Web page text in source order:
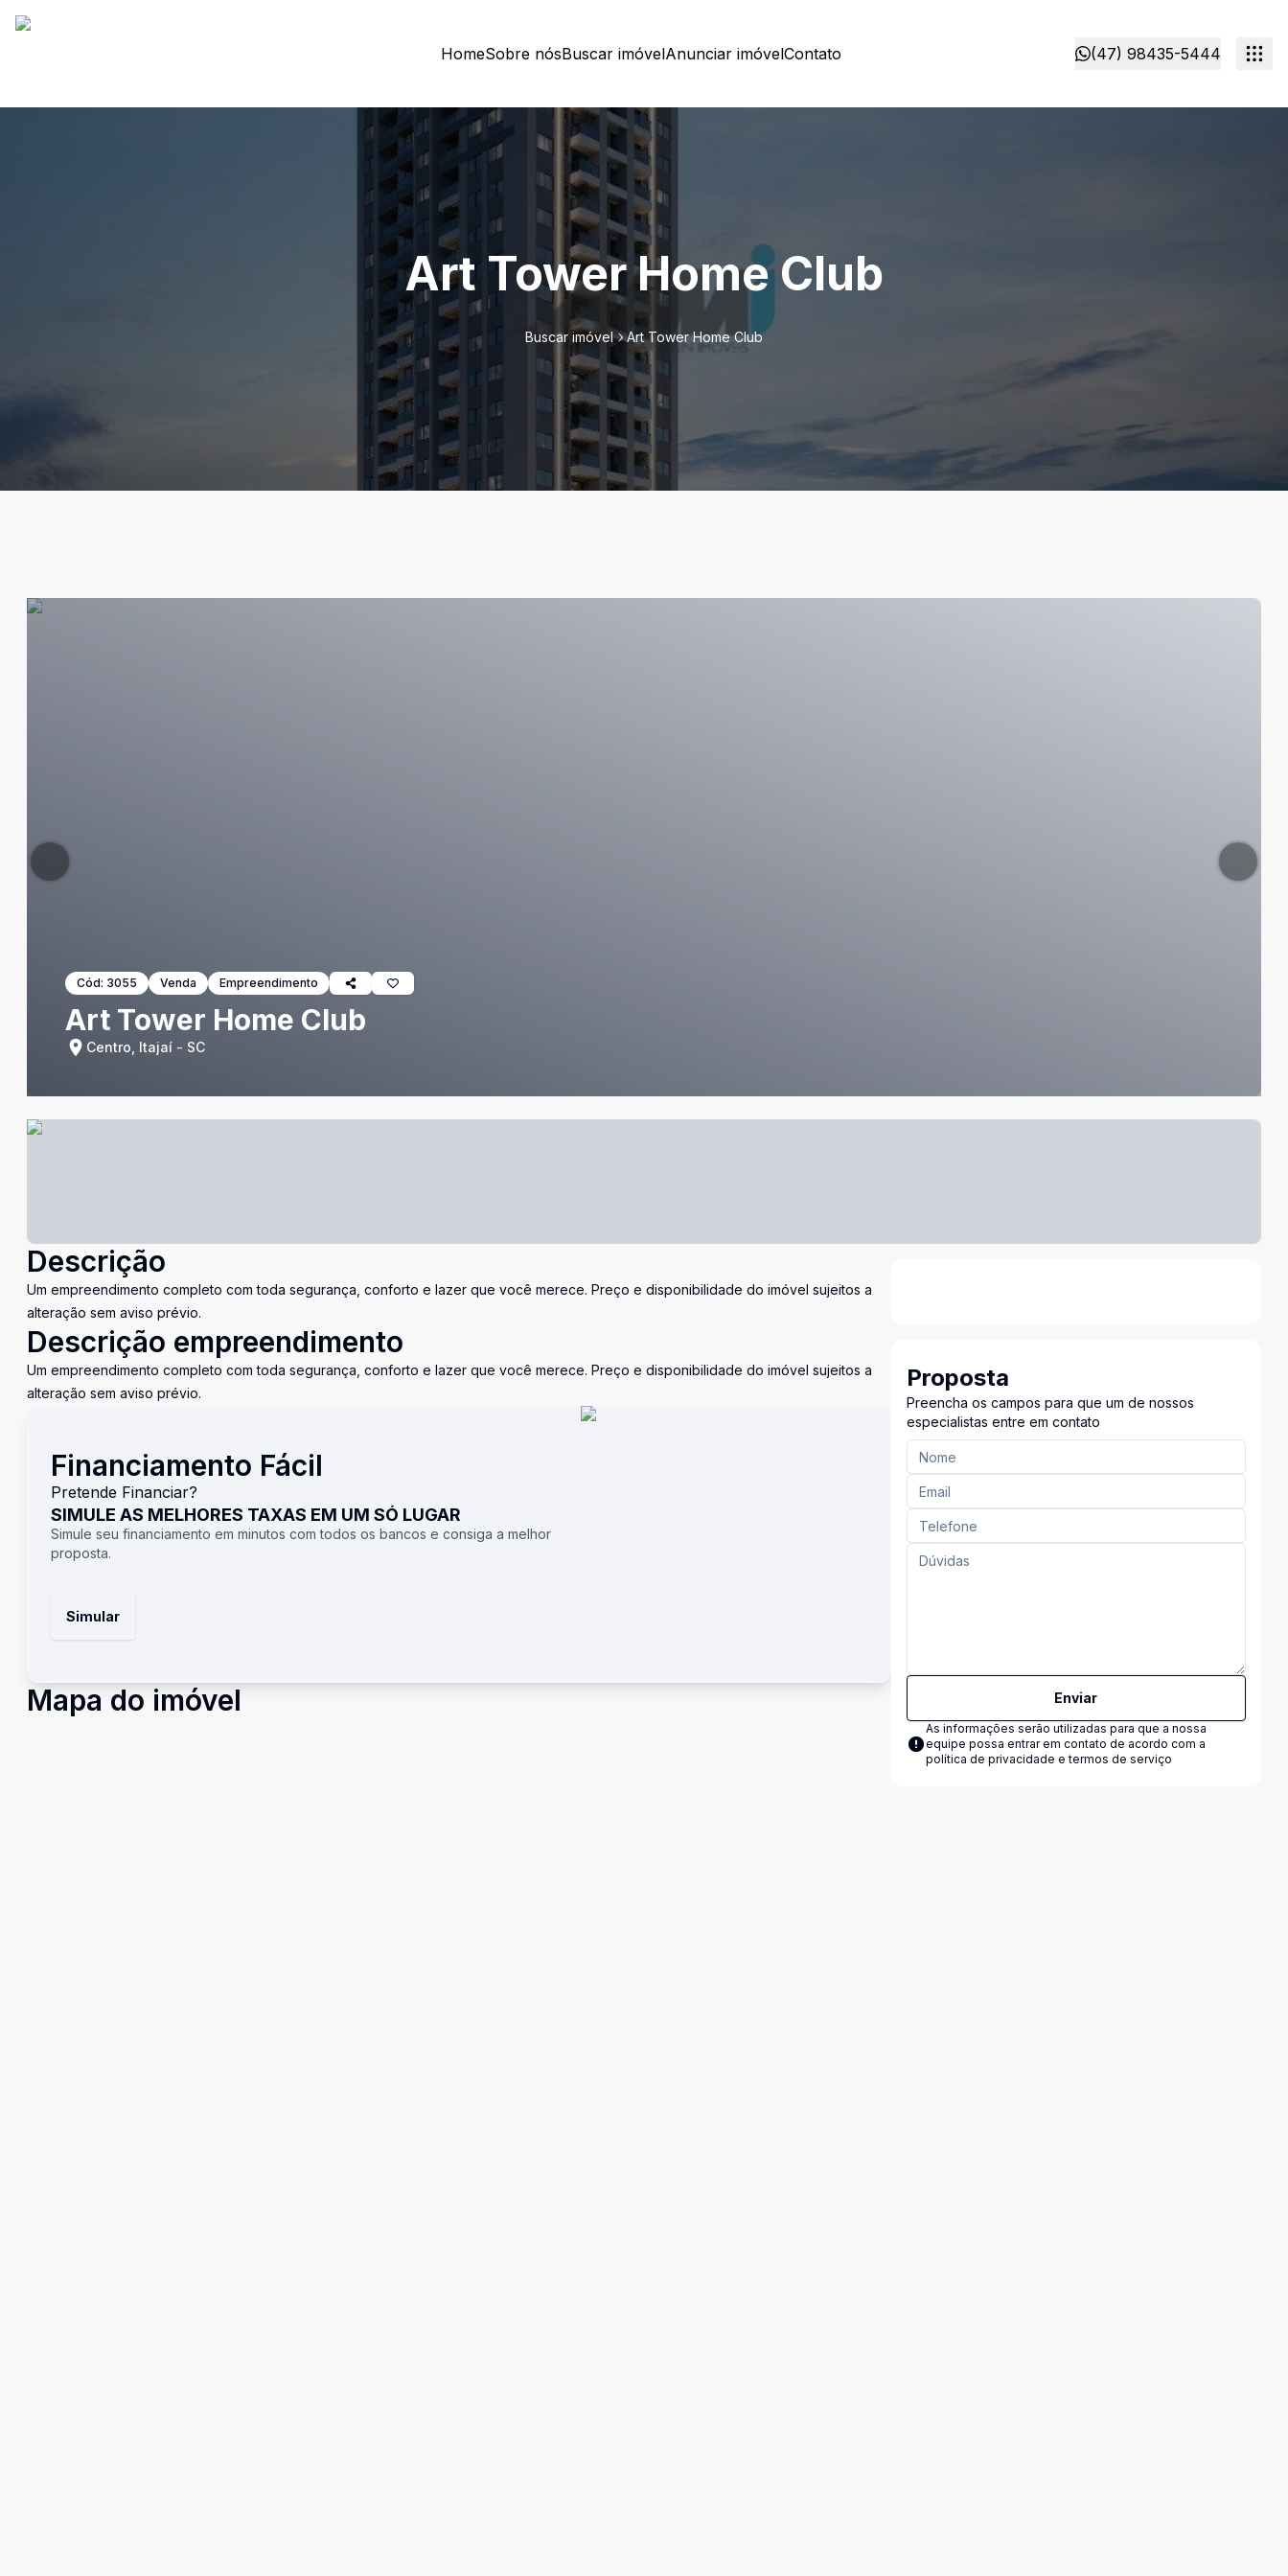
HomeSobre nósBuscar imóvelAnunciar imóvelContato (47) 98435-5444
Art Tower Home Club
Buscar imóvel Art Tower Home Club
Cód: 3055 Venda Empreendimento
Art Tower Home Club
Centro, Itajaí - SC
Descrição
Um empreendimento completo com toda segurança, conforto e lazer que você merece. Preço e disponibilidade do imóvel sujeitos a
alteração sem aviso prévio.
Descrição empreendimento
Um empreendimento completo com toda segurança, conforto e lazer que você merece. Preço e disponibilidade do imóvel sujeitos a
alteração sem aviso prévio.
Financiamento Fácil
Pretende Financiar?
SIMULE AS MELHORES TAXAS EM UM SÓ LUGAR
Simule seu financiamento em minutos com todos os bancos e consiga a melhor
proposta.
Simular
Mapa do imóvel
Proposta
Preencha os campos para que um de nossos
especialistas entre em contato
Enviar
As informações serão utilizadas para que a nossa
equipe possa entrar em contato de acordo com a
política de privacidade e termos de serviço